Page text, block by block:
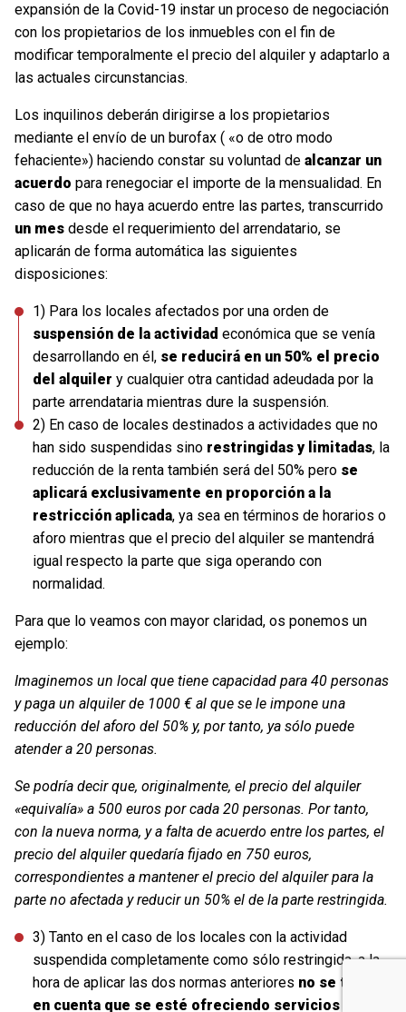
expansión de la Covid-19 instar un proceso de negociación
con los propietarios de los inmuebles con el fin de
modificar temporalmente el precio del alquiler y adaptarlo a
las actuales circunstancias.
Los inquilinos deberán dirigirse a los propietarios
mediante el envío de un burofax ( «o de otro modo
fehaciente») haciendo constar su voluntad de alcanzar un
acuerdo para renegociar el importe de la mensualidad. En
caso de que no haya acuerdo entre las partes, transcurrido
un mes desde el requerimiento del arrendatario, se
aplicarán de forma automática las siguientes
disposiciones:
1) Para los locales afectados por una orden de
suspensión de la actividad económica que se venía
desarrollando en él, se reducirá en un 50% el precio
del alquiler y cualquier otra cantidad adeudada por la
parte arrendataria mientras dure la suspensión.
2) En caso de locales destinados a actividades que no
han sido suspendidas sino restringidas y limitadas, la
reducción de la renta también será del 50% pero se
aplicará exclusivamente en proporción a la
restricción aplicada, ya sea en términos de horarios o
aforo mientras que el precio del alquiler se mantendrá
igual respecto la parte que siga operando con
normalidad.
Para que lo veamos con mayor claridad, os ponemos un
ejemplo:
Imaginemos un local que tiene capacidad para 40 personas
y paga un alquiler de 1000 € al que se le impone una
reducción del aforo del 50% y, por tanto, ya sólo puede
atender a 20 personas.
Se podría decir que, originalmente, el precio del alquiler
«equivalía» a 500 euros por cada 20 personas. Por tanto,
con la nueva norma, y a falta de acuerdo entre los partes, el
precio del alquiler quedaría fijado en 750 euros,
correspondientes a mantener el precio del alquiler para la
parte no afectada y reducir un 50% el de la parte restringida.
3) Tanto en el caso de los locales con la actividad
suspendida completamente como sólo restringida, a la
hora de aplicar las dos normas anteriores no se tendrá
en cuenta que se esté ofreciendo servicios de